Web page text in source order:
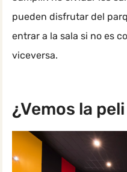
pueden disfrutar del
entrar a la sala si no es
viceversa.
¿Vemos la